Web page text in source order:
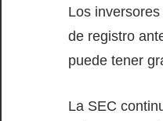
Los
de registro
puede tener
La SEC